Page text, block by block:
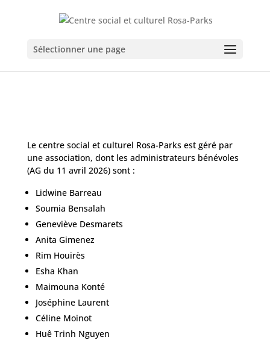
Sélectionner une page
Le centre social et culturel Rosa-Parks est géré par
une association, dont les administrateurs bénévoles
(AG du 11 avril 2026) sont :
Lidwine Barreau
Soumia Bensalah
Geneviève Desmarets
Anita Gimenez
Rim Houirès
Esha Khan
Maimouna Konté
Joséphine Laurent
Céline Moinot
Huê Trinh Nguyen